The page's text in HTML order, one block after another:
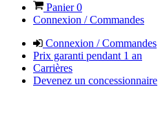
Panier0
Connexion / Commandes
Connexion / Commandes
Prix garanti pendant 1 an
Carrières
Devenez un concessionnaire